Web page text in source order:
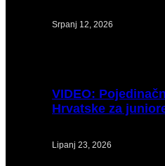
Srpanj 12, 2026
VIDEO:
Hrvatske za
Lipanj 23, 2026